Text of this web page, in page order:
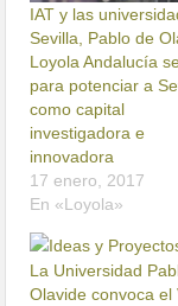
IAT y las
Sevilla, Pablo de
Loyola Andalucía
para potenciar a
como capital
investigadora e
innovadora
17 enero, 2017
En «Loyola»
La Universidad
Olavide convoca el